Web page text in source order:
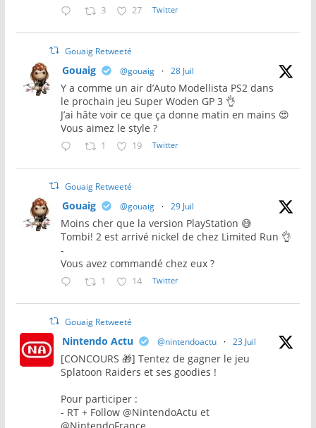
3 27 Twitter
Gouaig Retweeté
Gouaig @gouaig · 28 Juil
Y a comme un air d’Auto Modellista PS2 dans
le prochain jeu Super Woden GP 3 👌
J’ai hâte voir ce que ça donne matin en mains 😍
Vous aimez le style ?
1 19 Twitter
Gouaig Retweeté
Gouaig @gouaig · 29 Juil
Moins cher que la version PlayStation 😅
Tombi! 2 est arrivé nickel de chez Limited Run 👌
-
Vous avez commandé chez eux ?
1 14 Twitter
Gouaig Retweeté
Nintendo Actu @nintendoactu · 23 Juil
[CONCOURS 🎁] Tentez de gagner le jeu
Splatoon Raiders et ses goodies !
Pour participer :
- RT + Follow @NintendoActu et